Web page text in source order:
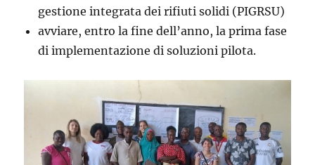
gestione integrata dei rifiuti solidi (PIGRSU)
avviare, entro la fine dell’anno, la prima fase
di implementazione di soluzioni pilota.